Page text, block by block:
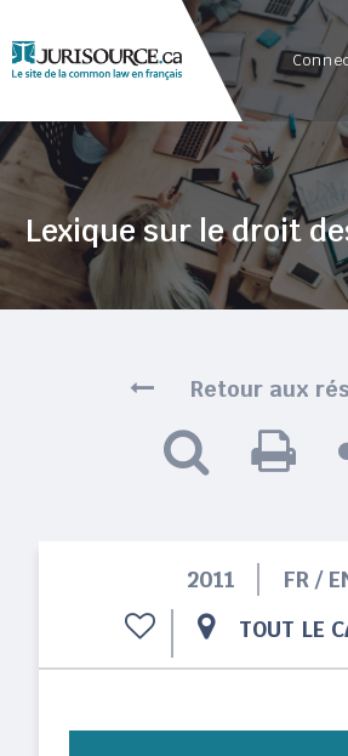
Lexique sur le droit
Retour aux
2011
FR /
TOUT LE